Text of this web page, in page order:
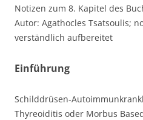
Notizen zum 8. Kapitel des
Autor: Agathocles Tsatsoulis;
verständlich aufbereitet
Einführung
Schilddrüsen-
Thyreoiditis oder Morbus